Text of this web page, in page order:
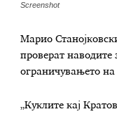
Screenshot
Марио
проверат наводите
ограничувањето на
„Куклите кај